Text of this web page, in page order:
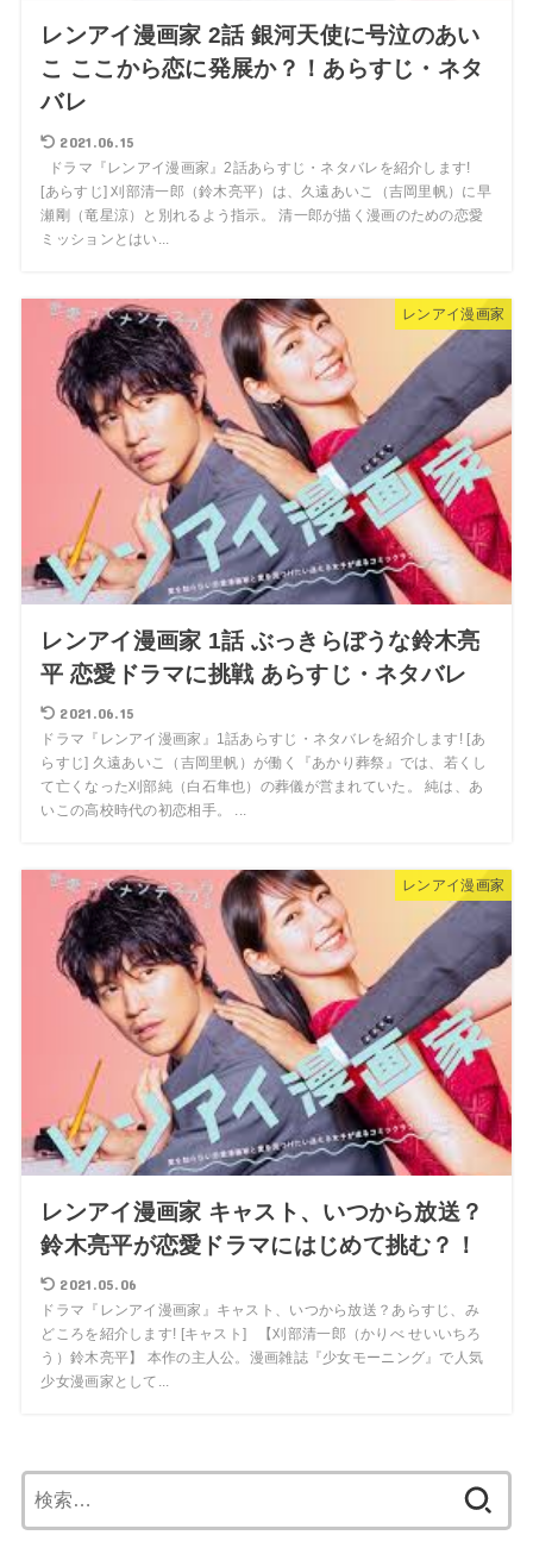
レンアイ漫画家 2話 銀河天使に号泣のあい
こ ここから恋に発展か？！あらすじ・ネタ
バレ
2021.06.15
ドラマ『レンアイ漫画家』2話あらすじ・ネタバレを紹介します!
[あらすじ] 刈部清一郎（鈴木亮平）は、久遠あいこ（吉岡里帆）に早
瀬剛（竜星涼）と別れるよう指示。 清一郎が描く漫画のための恋愛
ミッションとはい...
レンアイ漫画家
レンアイ漫画家 1話 ぶっきらぼうな鈴木亮
平 恋愛ドラマに挑戦 あらすじ・ネタバレ
2021.06.15
ドラマ『レンアイ漫画家』1話あらすじ・ネタバレを紹介します! [あ
らすじ] 久遠あいこ（吉岡里帆）が働く『あかり葬祭』では、若くし
て亡くなった刈部純（白石隼也）の葬儀が営まれていた。 純は、あ
いこの高校時代の初恋相手。 ...
レンアイ漫画家
レンアイ漫画家 キャスト、いつから放送？
鈴木亮平が恋愛ドラマにはじめて挑む？！
2021.05.06
ドラマ『レンアイ漫画家』キャスト、いつから放送？あらすじ、み
どころを紹介します! [キャスト] 【刈部清一郎（かりべ せいいちろ
う）鈴木亮平】 本作の主人公。漫画雑誌『少女モーニング』で人気
少女漫画家として...
索: